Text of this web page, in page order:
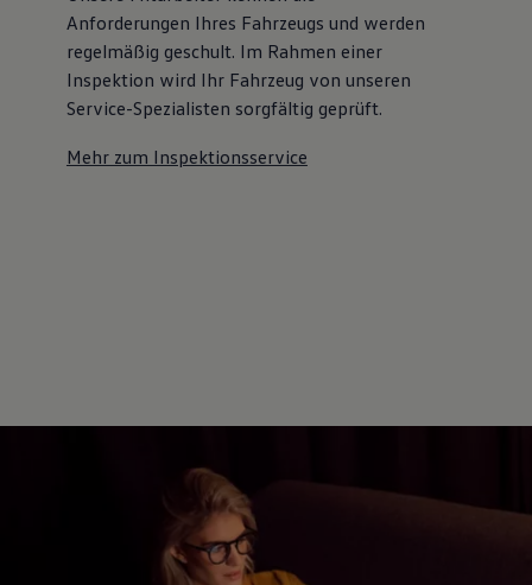
Anforderungen Ihres Fahrzeugs und werden
regelmäßig geschult. Im Rahmen einer
Inspektion wird Ihr Fahrzeug von unseren
Service-Spezialisten sorgfältig geprüft.
Mehr zum Inspektionsservice